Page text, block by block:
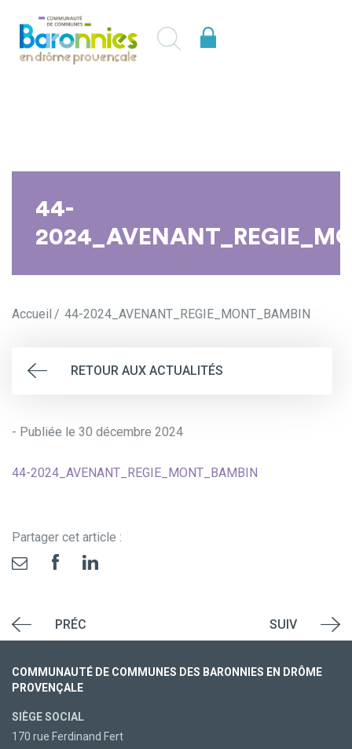
44-
Accueil 44-2024_AVENANT_REGIE_MONT_BAMBIN
RETOUR AUX ACTUALITÉS
- Publiée le 30 décembre 2024
44-2024_AVENANT_REGIE_MONT_BAMBIN
Partager cet article :
PRÉC SUIV
COMMUNAUTÉ DE COMMUNES DES BARONNIES EN DRÔME
PROVENÇALE
SIÈGE SOCIAL
170 rue Ferdinand Fert